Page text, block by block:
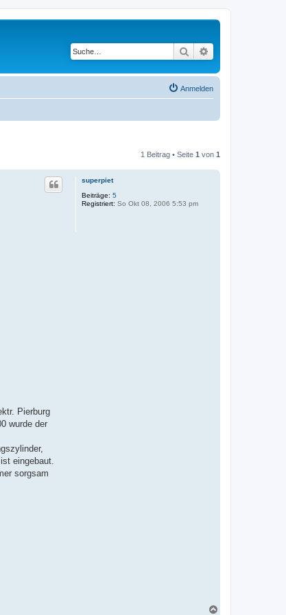
Suche
Anmelden
1 Beitrag • Seite 1 von 1
superpiet
Beiträge: 5
Registriert: So Okt 08, 2006 5:53 pm
Pierburg
wurde der
eingebaut.
sorgsam